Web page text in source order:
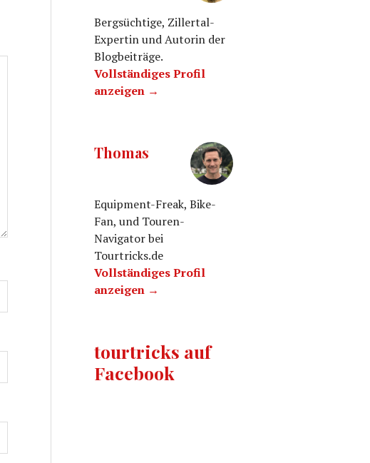
Bergsüchtige, Zillertal-
Expertin und Autorin der
Blogbeiträge.
Vollständiges Profil
anzeigen →
Thomas
Equipment-Freak, Bike-
Fan, und Touren-
Navigator bei
Tourtricks.de
Vollständiges Profil
anzeigen →
tourtricks auf
Facebook